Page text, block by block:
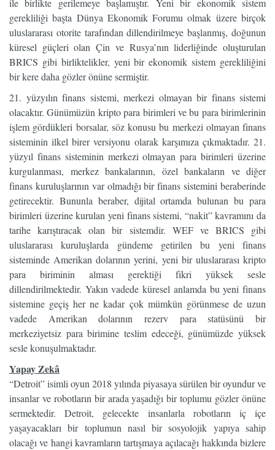
ile birlikte gerilemeye başlamıştır. Yeni bir ekonomik sistem
gerekliliği başta Dünya Ekonomik Forumu olmak üzere birçok
uluslararası otorite tarafından dillendirilmeye başlanmış, doğunun
küresel güçleri olan Çin ve Rusya’nın liderliğinde oluşturulan
BRICS gibi birliktelikler, yeni bir ekonomik sistem gerekliliğini
bir kere daha gözler önüne sermiştir.
21. yüzyılın finans sistemi, merkezi olmayan bir finans sistemi
olacaktır. Günümüzün kripto para birimleri ve bu para birimlerinin
işlem gördükleri borsalar, söz konusu bu merkezi olmayan finans
sisteminin ilkel birer versiyonu olarak karşımıza çıkmaktadır. 21.
yüzyıl finans sisteminin merkezi olmayan para birimleri üzerine
kurgulanması, merkez bankalarının, özel bankaların ve diğer
finans kuruluşlarının var olmadığı bir finans sistemini beraberinde
getirecektir. Bununla beraber, dijital ortamda bulunan bu para
birimleri üzerine kurulan yeni finans sistemi, “nakit” kavramını da
tarihe karıştıracak olan bir sistemdir. WEF ve BRICS gibi
uluslararası kuruluşlarda gündeme getirilen bu yeni finans
sisteminde Amerikan dolarının yerini, yeni bir uluslararası kripto
para biriminin alması gerektiği fikri yüksek sesle
dillendirilmektedir. Yakın vadede küresel anlamda bu yeni finans
sistemine geçiş her ne kadar çok mümkün görünmese de uzun
vadede Amerikan dolarının rezerv para statüsünü bir
merkeziyetsiz para birimine teslim edeceği, günümüzde yüksek
sesle konuşulmaktadır.
Yapay Zekâ
“Detroit” isimli oyun 2018 yılında piyasaya sürülen bir oyundur ve
insanlar ve robotların bir arada yaşadığı bir toplumu gözler önüne
sermektedir. Detroit, gelecekte insanlarla robotların iç içe
yaşayacakları bir toplumun nasıl bir sosyolojik yapıya sahip
olacağı ve hangi kavramların tartışmaya açılacağı hakkında bizlere